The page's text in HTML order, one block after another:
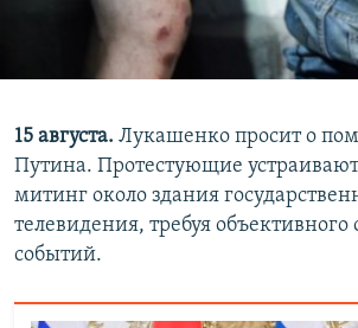
15 августа. Лукашенко просит о
Путина. Протестующие
митинг около здания
телевидения, требуя
событий.